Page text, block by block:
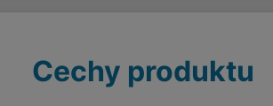
Cechy produktu